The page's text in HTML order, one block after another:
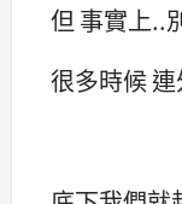
但 事實上..
很多時候